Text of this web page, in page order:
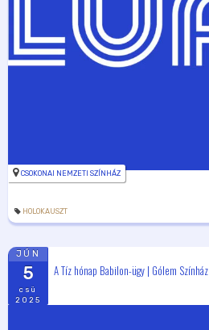
CSOKONAI NEMZETI SZÍNHÁZ
HOLOKAUSZT
JÚN
5
csü
2025
A Tíz hónap Babilon-ügy | Gólem Színház